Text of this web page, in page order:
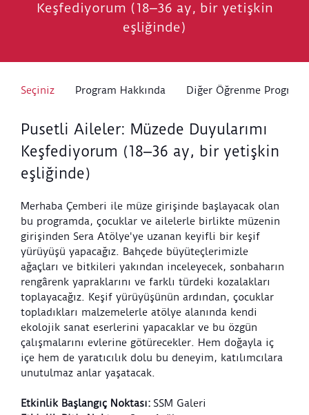
Keşfediyorum (18⎼36 ay, bir yetişkin
eşliğinde)
Seçiniz Program Hakkında Diğer Öğrenme
Pusetli Aileler: Müzede Duyularımı
Keşfediyorum (18⎼36 ay, bir yetişkin
eşliğinde)
Merhaba Çemberi ile müze girişinde başlayacak olan
bu programda, çocuklar ve ailelerle birlikte müzenin
girişinden Sera Atölye'ye uzanan keyifli bir keşif
yürüyüşü yapacağız. Bahçede büyüteçlerimizle
ağaçları ve bitkileri yakından inceleyecek, sonbaharın
rengârenk yapraklarını ve farklı türdeki kozalakları
toplayacağız. Keşif yürüyüşünün ardından, çocuklar
topladıkları malzemelerle atölye alanında kendi
ekolojik sanat eserlerini yapacaklar ve bu özgün
çalışmalarını evlerine götürecekler. Hem doğayla iç
içe hem de yaratıcılık dolu bu deneyim, katılımcılara
unutulmaz anlar yaşatacak.
Etkinlik Başlangıç Noktası: SSM Galeri